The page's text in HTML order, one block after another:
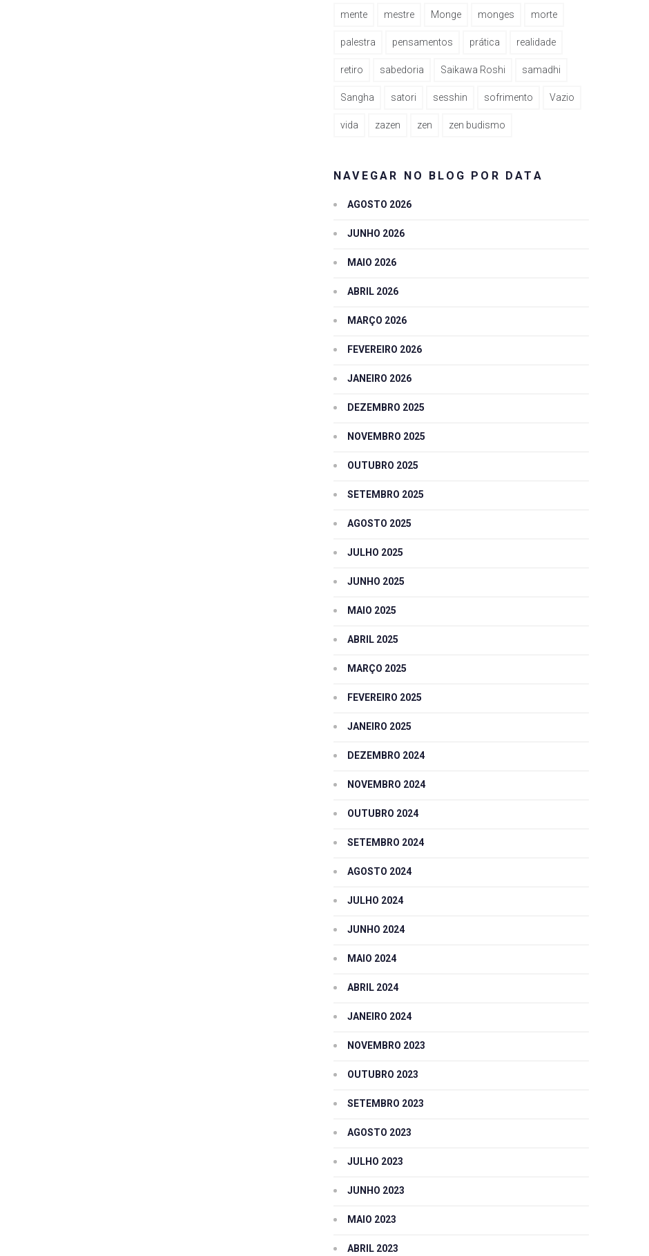
mente mestre Monge monges morte
palestra pensamentos prática realidade
retiro sabedoria Saikawa Roshi samadhi
Sangha satori sesshin sofrimento Vazio
vida zazen zen zen budismo
NAVEGAR NO BLOG POR DATA
AGOSTO 2026
JUNHO 2026
MAIO 2026
ABRIL 2026
MARÇO 2026
FEVEREIRO 2026
JANEIRO 2026
DEZEMBRO 2025
NOVEMBRO 2025
OUTUBRO 2025
SETEMBRO 2025
AGOSTO 2025
JULHO 2025
JUNHO 2025
MAIO 2025
ABRIL 2025
MARÇO 2025
FEVEREIRO 2025
JANEIRO 2025
DEZEMBRO 2024
NOVEMBRO 2024
OUTUBRO 2024
SETEMBRO 2024
AGOSTO 2024
JULHO 2024
JUNHO 2024
MAIO 2024
ABRIL 2024
JANEIRO 2024
NOVEMBRO 2023
OUTUBRO 2023
SETEMBRO 2023
AGOSTO 2023
JULHO 2023
JUNHO 2023
MAIO 2023
ABRIL 2023